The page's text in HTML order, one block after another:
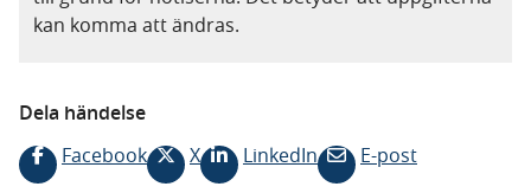
kan komma att ändras.
Dela händelse
Facebook
X LinkedIn E-post